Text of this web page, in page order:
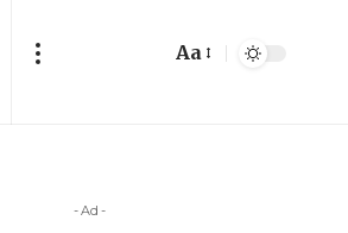
Aa
- Ad -